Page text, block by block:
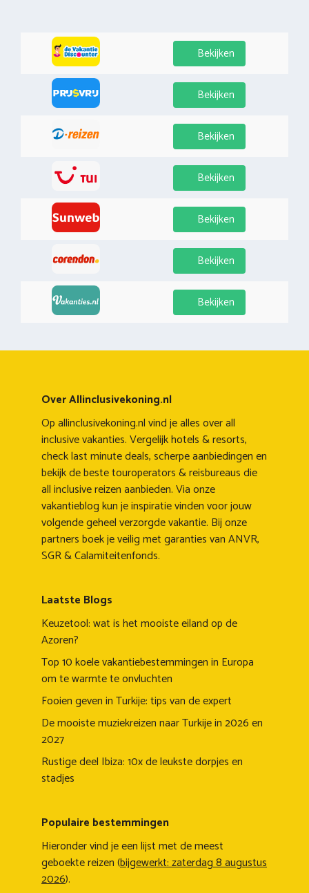
Bekijken
Bekijken
Bekijken
Bekijken
Bekijken
Bekijken
Bekijken
Over Allinclusivekoning.nl
Op allinclusivekoning.nl vind je alles over all
inclusive vakanties. Vergelijk hotels & resorts,
check last minute deals, scherpe aanbiedingen en
bekijk de beste touroperators & reisbureaus die
all inclusive reizen aanbieden. Via onze
vakantieblog kun je inspiratie vinden voor jouw
volgende geheel verzorgde vakantie. Bij onze
partners boek je veilig met garanties van ANVR,
SGR & Calamiteitenfonds.
Laatste Blogs
Keuzetool: wat is het mooiste eiland op de
Azoren?
Top 10 koele vakantiebestemmingen in Europa
om te warmte te onvluchten
Fooien geven in Turkije: tips van de expert
De mooiste muziekreizen naar Turkije in 2026 en
2027
Rustige deel Ibiza: 10x de leukste dorpjes en
stadjes
Populaire bestemmingen
Hieronder vind je een lijst met de meest
geboekte reizen (bijgewerkt: zaterdag 8 augustus
2026).